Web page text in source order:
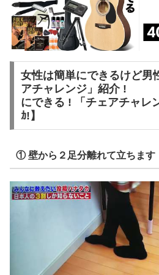
女性は簡単にできるけど男
アチャレンジ」紹介 !
にできる ! 「チェアチャレ
ｶ!】
① 壁から２足分離れて立ちます